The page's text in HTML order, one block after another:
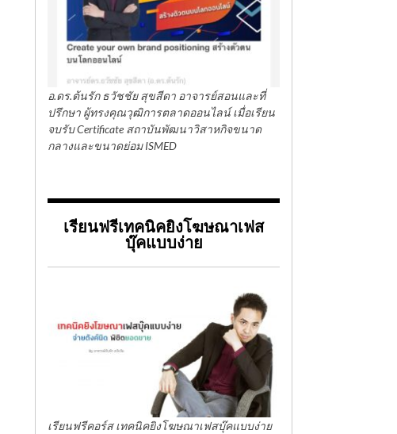
อ.ดร.ต้นรัก ธวัชชัย สุขสีดา อาจารย์สอนและที่
ปรึกษา ผู้ทรงคุณวุฒิการตลาดออนไลน์ เมื่อเรียน
จบรับ Certificate สถาบันพัฒนาวิสาหกิจขนาด
กลางและขนาดย่อม ISMED
เรียนฟรีเทคนิคยิงโฆษณาเฟส
บุ๊คแบบง่าย
เรียนฟรีคอร์ส เทคนิคยิงโฆษณาเฟสบุ๊คแบบง่าย